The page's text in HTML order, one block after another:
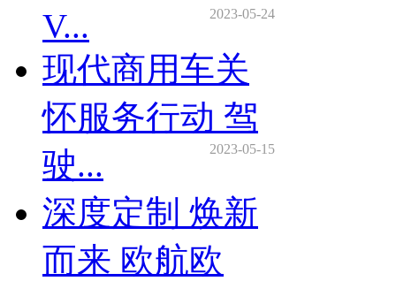
V...
2023-05-24
现代商用车关
怀服务行动 驾
驶...
2023-05-15
深度定制 焕新
而来 欧航欧